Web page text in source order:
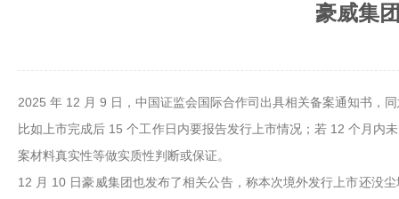
豪威集
2025 年 12 月 9 日，中国证监会国际合作司出具相关备案通知书，
比如上市完成后 15 个工作日内要报告发行上市情况；若 12 个月内
案材料真实性等做实质性判断或保证。
12 月 10 日豪威集团也发布了相关公告，称本次境外发行上市还没